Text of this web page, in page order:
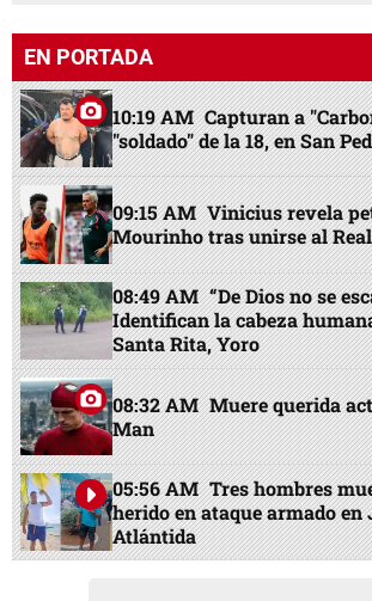
EN PORTADA
10:19 AM Capturan a
"soldado" de la 18, en San
09:15 AM Vinicius revela
Mourinho tras unirse al
08:49 AM “De Dios no se
Identifican la cabeza
Santa Rita, Yoro
08:32 AM Muere querida
Man
05:56 AM Tres hombres
herido en ataque armado en
Atlántida